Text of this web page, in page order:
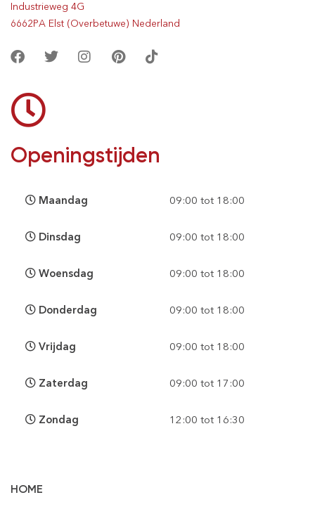
Industrieweg 4G
6662PA Elst (Overbetuwe) Nederland
HOME
Openingstijden
Maandag 09:00 tot 18:00
Dinsdag 09:00 tot 18:00
Woensdag 09:00 tot 18:00
Donderdag 09:00 tot 18:00
Vrijdag 09:00 tot 18:00
Zaterdag 09:00 tot 17:00
Zondag 12:00 tot 16:30